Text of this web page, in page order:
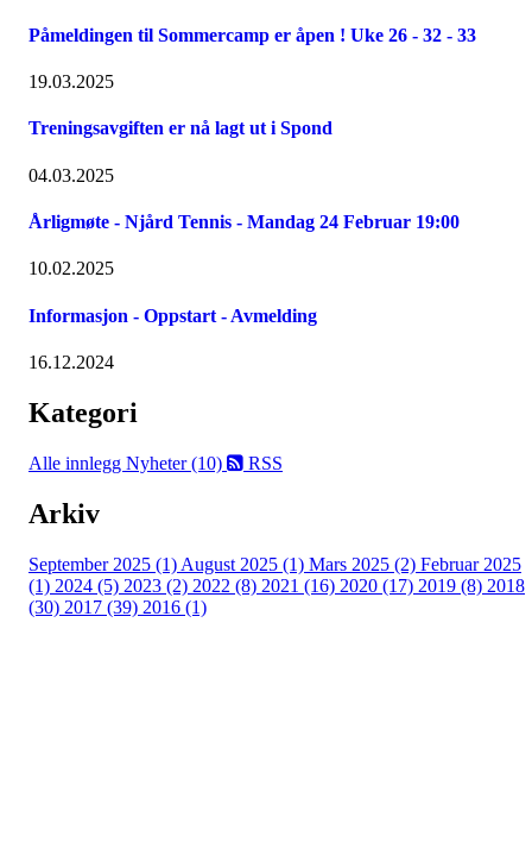
Påmeldingen til Sommercamp er åpen ! Uke 26 - 32 - 33
19.03.2025
Treningsavgiften er nå lagt ut i Spond
04.03.2025
Årligmøte - Njård Tennis - Mandag 24 Februar 19:00
10.02.2025
Informasjon - Oppstart - Avmelding
16.12.2024
Kategori
Alle innlegg Nyheter (10) RSS
Arkiv
September 2025 (1) August 2025 (1) Mars 2025 (2) Februar 2025
(1) 2024 (5) 2023 (2) 2022 (8) 2021 (16) 2020 (17) 2019 (8) 2018
(30) 2017 (39) 2016 (1)